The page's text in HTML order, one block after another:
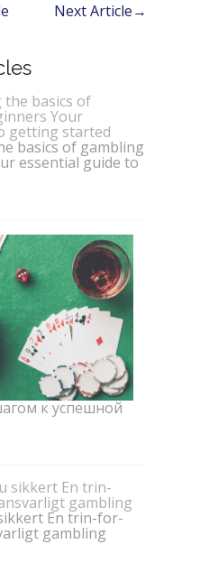
Next Article→
basics of gambling
essential guide to
к успешной
En trin-for-
gambling